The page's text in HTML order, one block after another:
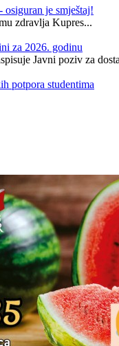
je smještaj!
zdravlja Kupres...
za 2026. godinu
Javni poziv za
potpora studentima